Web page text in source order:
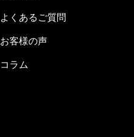
よくあるご質問
お客様の声
コラム